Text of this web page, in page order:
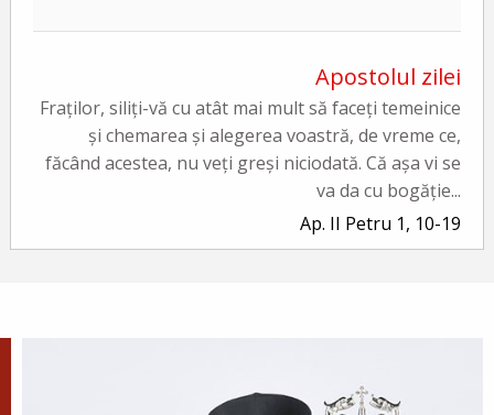
Apostolul zilei
Fraților, siliți-vă cu atât mai mult să faceți temeinice
și chemarea și alegerea voastră, de vreme ce,
făcând acestea, nu veți greși niciodată. Că așa vi se
va da cu bogăție...
Ap. II Petru 1, 10-19
Ev. Matei 17, 1-9